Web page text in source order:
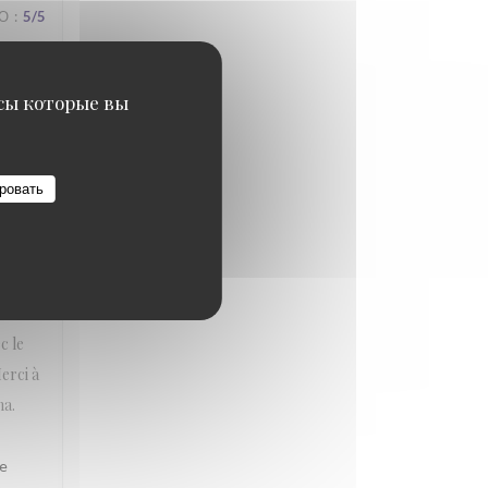
которые вы
: 5/5
le
à